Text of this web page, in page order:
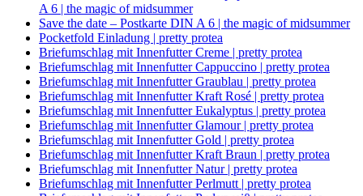
A 6 | the magic of midsummer
Save the date – Postkarte DIN A 6 | the magic of midsummer
Pocketfold Einladung | pretty protea
Briefumschlag mit Innenfutter Creme | pretty protea
Briefumschlag mit Innenfutter Cappuccino | pretty protea
Briefumschlag mit Innenfutter Graublau | pretty protea
Briefumschlag mit Innenfutter Kraft Rosé | pretty protea
Briefumschlag mit Innenfutter Eukalyptus | pretty protea
Briefumschlag mit Innenfutter Glamour | pretty protea
Briefumschlag mit Innenfutter Gold | pretty protea
Briefumschlag mit Innenfutter Kraft Braun | pretty protea
Briefumschlag mit Innenfutter Natur | pretty protea
Briefumschlag mit Innenfutter Perlmutt | pretty protea